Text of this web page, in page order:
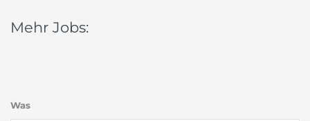
Mehr Jobs:
Was